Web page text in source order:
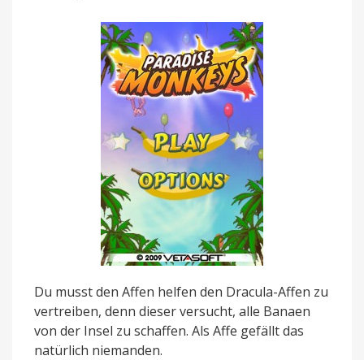
Du musst den Affen helfen den Dracula-Affen zu
vertreiben, denn dieser versucht, alle Banaen
von der Insel zu schaffen. Als Affe gefällt das
natürlich niemanden.